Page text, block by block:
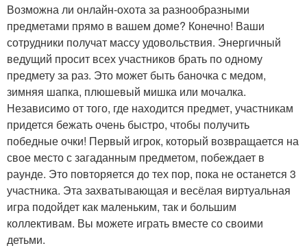
Возможна ли онлайн-охота за разнообразными
предметами прямо в вашем доме? Конечно! Ваши
сотрудники получат массу удовольствия. Энергичный
ведущий просит всех участников брать по одному
предмету за раз. Это может быть баночка с медом,
зимняя шапка, плюшевый мишка или мочалка.
Независимо от того, где находится предмет, участникам
придется бежать очень быстро, чтобы получить
победные очки! Первый игрок, который возвращается на
свое место с загаданным предметом, побеждает в
раунде. Это повторяется до тех пор, пока не останется 3
участника. Эта захватывающая и весёлая виртуальная
игра подойдет как маленьким, так и большим
коллективам. Вы можете играть вместе со своими
детьми.